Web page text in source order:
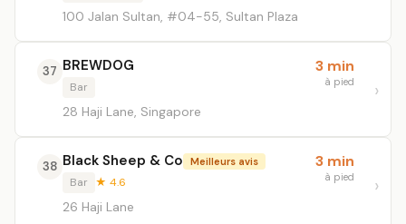
100 Jalan Sultan, #04-55, Sultan Plaza
37 BREWDOG
Bar
28 Haji Lane, Singapore
3 min
à pied
38 Black Sheep & Co Meilleurs avis
Bar ★ 4.6
26 Haji Lane
3 min
à pied